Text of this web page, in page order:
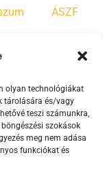
olyan technológiákat
tárolására és/vagy
teszi számunkra,
szokások
meg nem adása
funkciókat és
ÁSZF